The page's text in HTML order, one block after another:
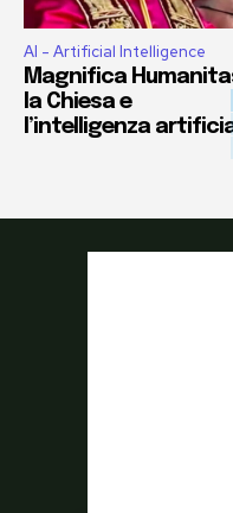
AI - Artificial Intelligence
Magnifica
la Chiesa e
l’intelligenza